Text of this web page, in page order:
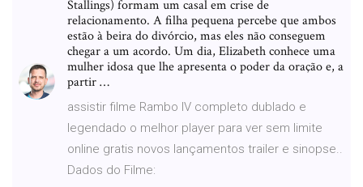
Stallings) formam um casal em crise de
relacionamento. A filha pequena percebe que ambos
estão à beira do divórcio, mas eles não conseguem
chegar a um acordo. Um dia, Elizabeth conhece uma
mulher idosa que lhe apresenta o poder da oração e, a
partir …
assistir filme Rambo IV completo dublado e
legendado o melhor player para ver sem limite
online gratis novos lançamentos trailer e sinopse..
Dados do Filme: